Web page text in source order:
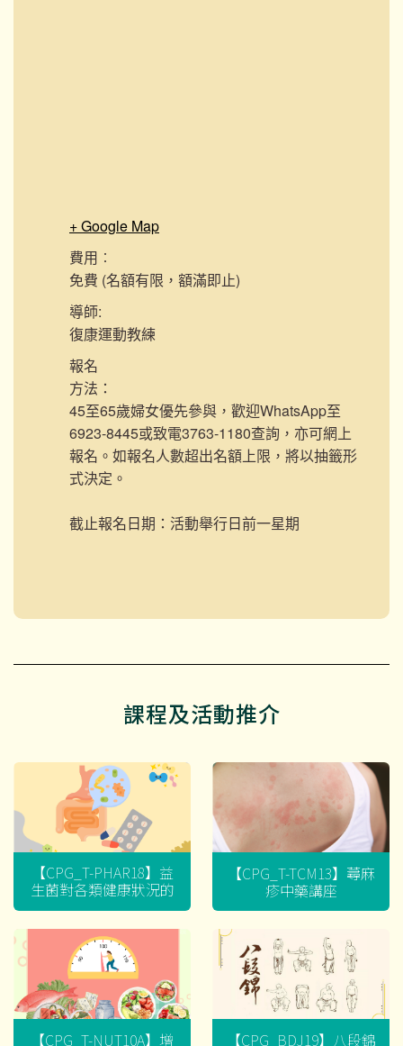
+ Google Map
費用︰
免費 (名額有限，額滿即止)
導師:
復康運動教練
報名
方法：
45至65歲婦女優先參與，歡迎WhatsApp至
6923-8445或致電3763-1180查詢，亦可網上
報名。如報名人數超出名額上限，將以抽籤形
式決定。
截止報名日期：活動舉行日前一星期
課程及活動推介
【CPG_T-PHAR18】益
生菌對各類健康狀況的
迷思
【CPG_T-TCM13】蕁麻
疹中藥講座
【CPG_T-NUT10A】增 【CPG_BDJ19】八段錦